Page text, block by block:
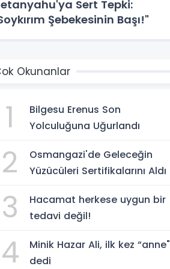
Sert Tepki:
Şebekesinin Başı!"
Okunanlar
1
Bilgesu Erenus Son
Yolculuğuna Uğurlandı
2
Osmangazi'de Geleceğin
Yüzücüleri Sertifikalarını Aldı
3
Hacamat herkese uygun bir
tedavi değil!
4
Minik Hazar Ali, ilk kez “anne"
dedi